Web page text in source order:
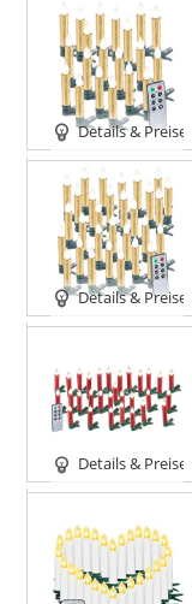
Details & Preise
Details & Preise
Details & Preise